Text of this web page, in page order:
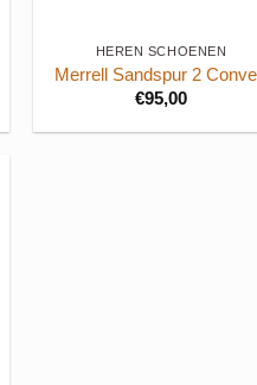
HEREN SCHOENEN
Merrell Sandspur 2
€95,00